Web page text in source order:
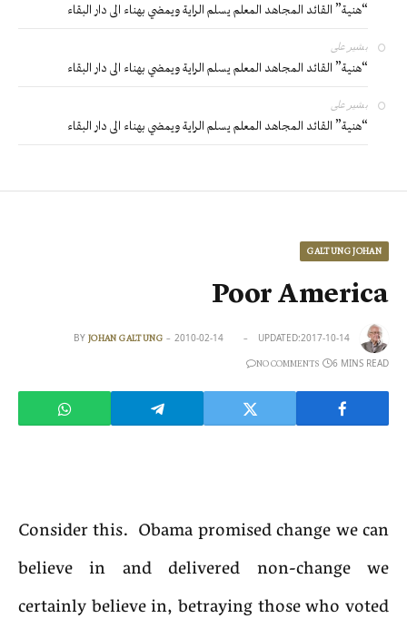
“هنية” القائد المجاهد المعلم يسلم الراية ويمضي بهناء الى دار البقاء
بشير على
“هنية” القائد المجاهد المعلم يسلم الراية ويمضي بهناء الى دار البقاء
بشير على
“هنية” القائد المجاهد المعلم يسلم الراية ويمضي بهناء الى دار البقاء
GALTUNG JOHAN
Poor America
BY JOHAN GALTUNG 2010-02-14 UPDATED:2017-10-14
NO COMMENTS 6 MINS READ
Consider this. Obama promised change we can
believe in and delivered non-change we
certainly believe in, betraying those who voted